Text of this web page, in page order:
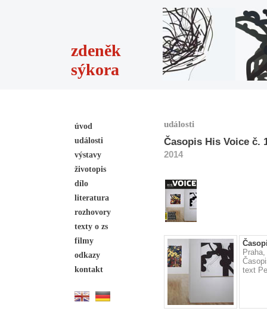
zdeněk
sýkora
úvod
události
výstavy
životopis
dílo
literatura
rozhovory
texty o zs
filmy
odkazy
kontakt
události
Časopis His Voice č.
2014
text